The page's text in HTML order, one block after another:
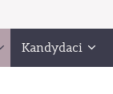
Kandydaci